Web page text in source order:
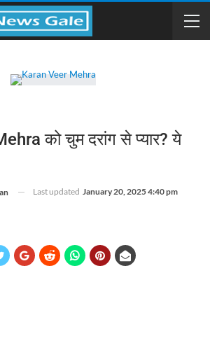
को चुम दरांग से प्यार? ये
Last updated January 20, 2025 4:40 pm